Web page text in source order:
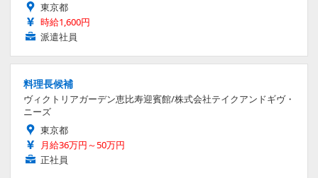
東京都
時給1,600円
派遣社員
料理長候補
ヴィクトリアガーデン恵比寿迎賓館/株式会社テイクアンドギヴ・
ニーズ
東京都
月給36万円～50万円
正社員